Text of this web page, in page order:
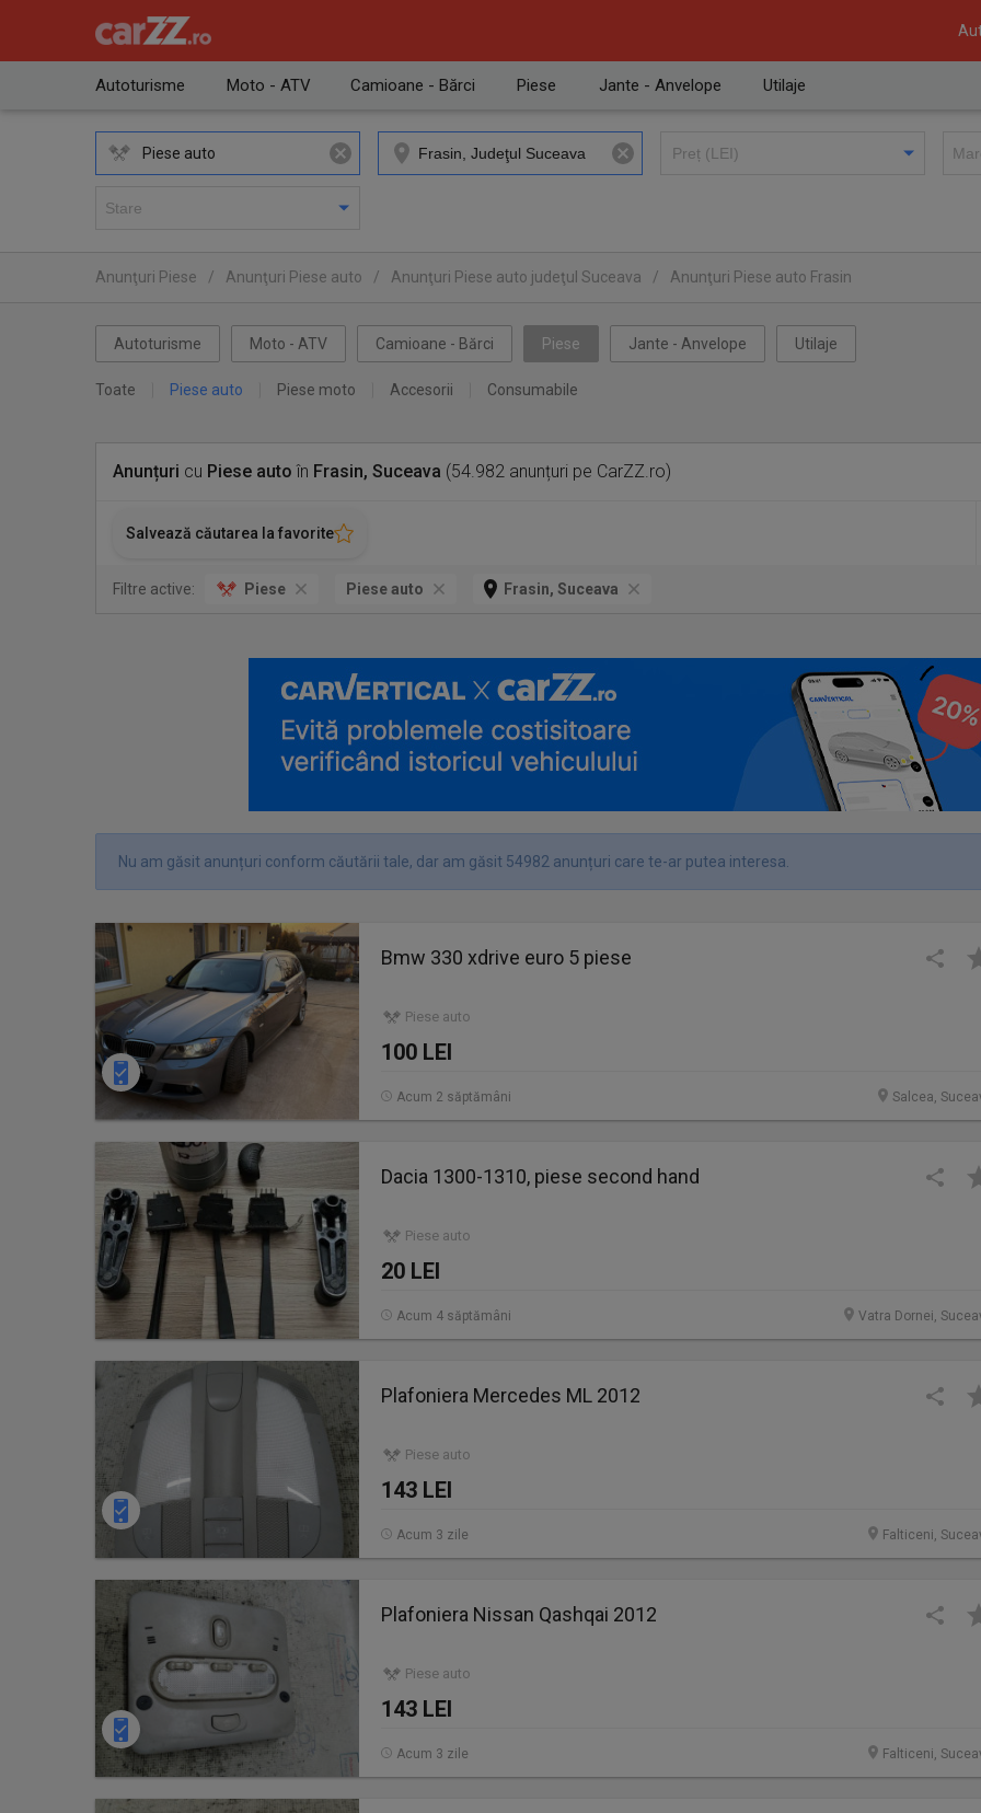
Autoturisme Moto - ATV Camioane - Bărci Piese Jante - Anvelope Utilaje
Piese auto
Anunţuri Piese / Anunţuri Piese auto / Anunţuri Piese auto judeţul Suceava / Anunţuri Piese auto Frasin
Autoturisme Moto - ATV Camioane - Bărci Piese Jante - Anvelope Utilaje
Toate Piese auto Piese moto Accesorii Consumabile
Anunțuri cu Piese auto în Frasin, Suceava (54.982 anunțuri pe CarZZ.ro)
Salvează căutarea la favorite
Filtre active: Piese Piese auto Frasin, Suceava
Nu am găsit anunțuri conform căutării tale, dar am găsit 54982 anunțuri care te-ar putea interesa.
Bmw 330 xdrive euro 5 piese
Piese auto
100 LEI
Salcea,
Acum 2 săptămâni
Dacia 1300-1310, piese second hand
Piese auto
20 LEI
Vatra Dornei,
Acum 4 săptămâni
Plafoniera Mercedes ML 2012
Piese auto
143 LEI
Falticeni,
Acum 3 zile
Plafoniera Nissan Qashqai 2012
Piese auto
143 LEI
Falticeni,
Acum 3 zile